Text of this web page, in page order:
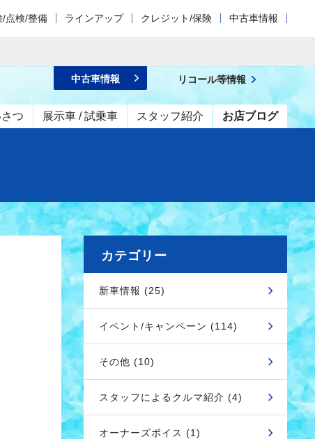
/点検/整備 ラインアップ クレジット/保険 中古車情報
つ 展示車 / 試乗車 スタッフ紹介 お店ブログ
中古車情報 リコール等情報
カテゴリー
新車情報 (25)
イベント/キャンペーン (114)
その他 (10)
スタッフによるクルマ紹介 (4)
オーナーズボイス (1)